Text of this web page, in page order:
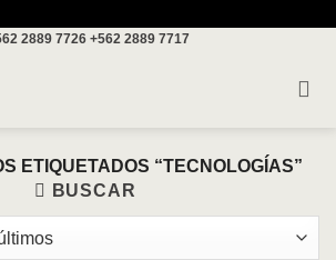
2889 7726 +562 2889 7717
ETIQUETADOS “TECNOLOGÍAS”
BUSCAR